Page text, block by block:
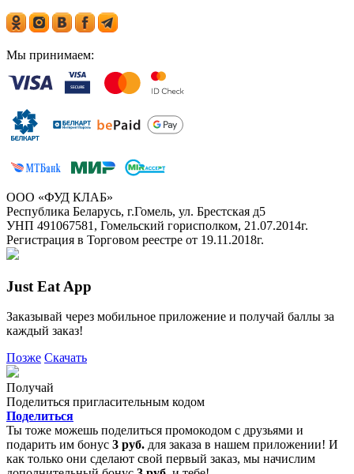
Мы принимаем:
ООО «ФУД КЛАБ»
Республика Беларусь, г.Гомель, ул. Брестская д5
УНП 491067581, Гомельский горисполком, 21.07.2014г.
Регистрация в Торговом реестре от 19.11.2018г.
Just Eat App
Заказывай через мобильное приложение и получай баллы за
каждый заказ!
Позже Скачать
Получай
Поделиться пригласительным кодом
Поделиться
Ты тоже можешь поделиться промокодом с друзьями и
подарить им бонус 3 руб. для заказа в нашем приложении! И
как только они сделают свой первый заказ, мы начислим